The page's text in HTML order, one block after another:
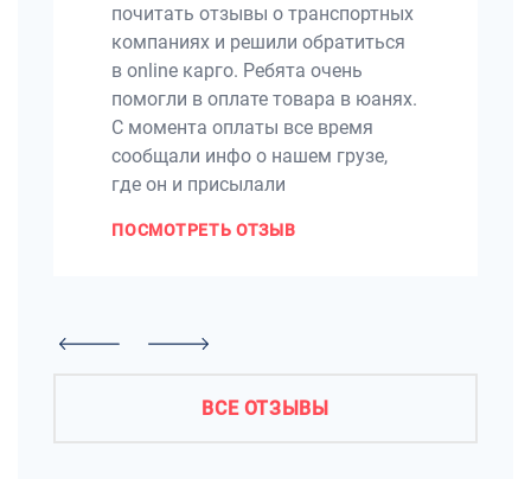
почитать отзывы о транспортных
компаниях и решили обратиться
в online карго. Ребята очень
помогли в оплате товара в юанях.
С момента оплаты все время
сообщали инфо о нашем грузе,
где он и присылали
ПОСМОТРЕТЬ ОТЗЫВ
ВСЕ ОТЗЫВЫ